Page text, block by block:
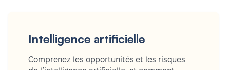
Intelligence artificielle
Comprenez les opportunités et les risques